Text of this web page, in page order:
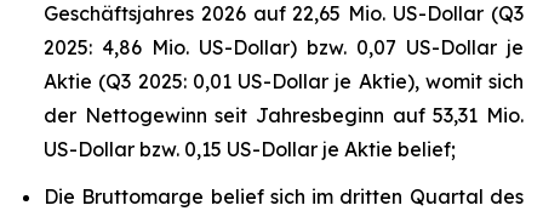
Geschäftsjahres 2026 auf 22,65 Mio. US-Dollar (Q3
2025: 4,86 Mio. US-Dollar) bzw. 0,07 US-Dollar je
Aktie (Q3 2025: 0,01 US-Dollar je Aktie), womit sich
der Nettogewinn seit Jahresbeginn auf 53,31 Mio.
US-Dollar bzw. 0,15 US-Dollar je Aktie belief;
Die Bruttomarge belief sich im dritten Quartal des